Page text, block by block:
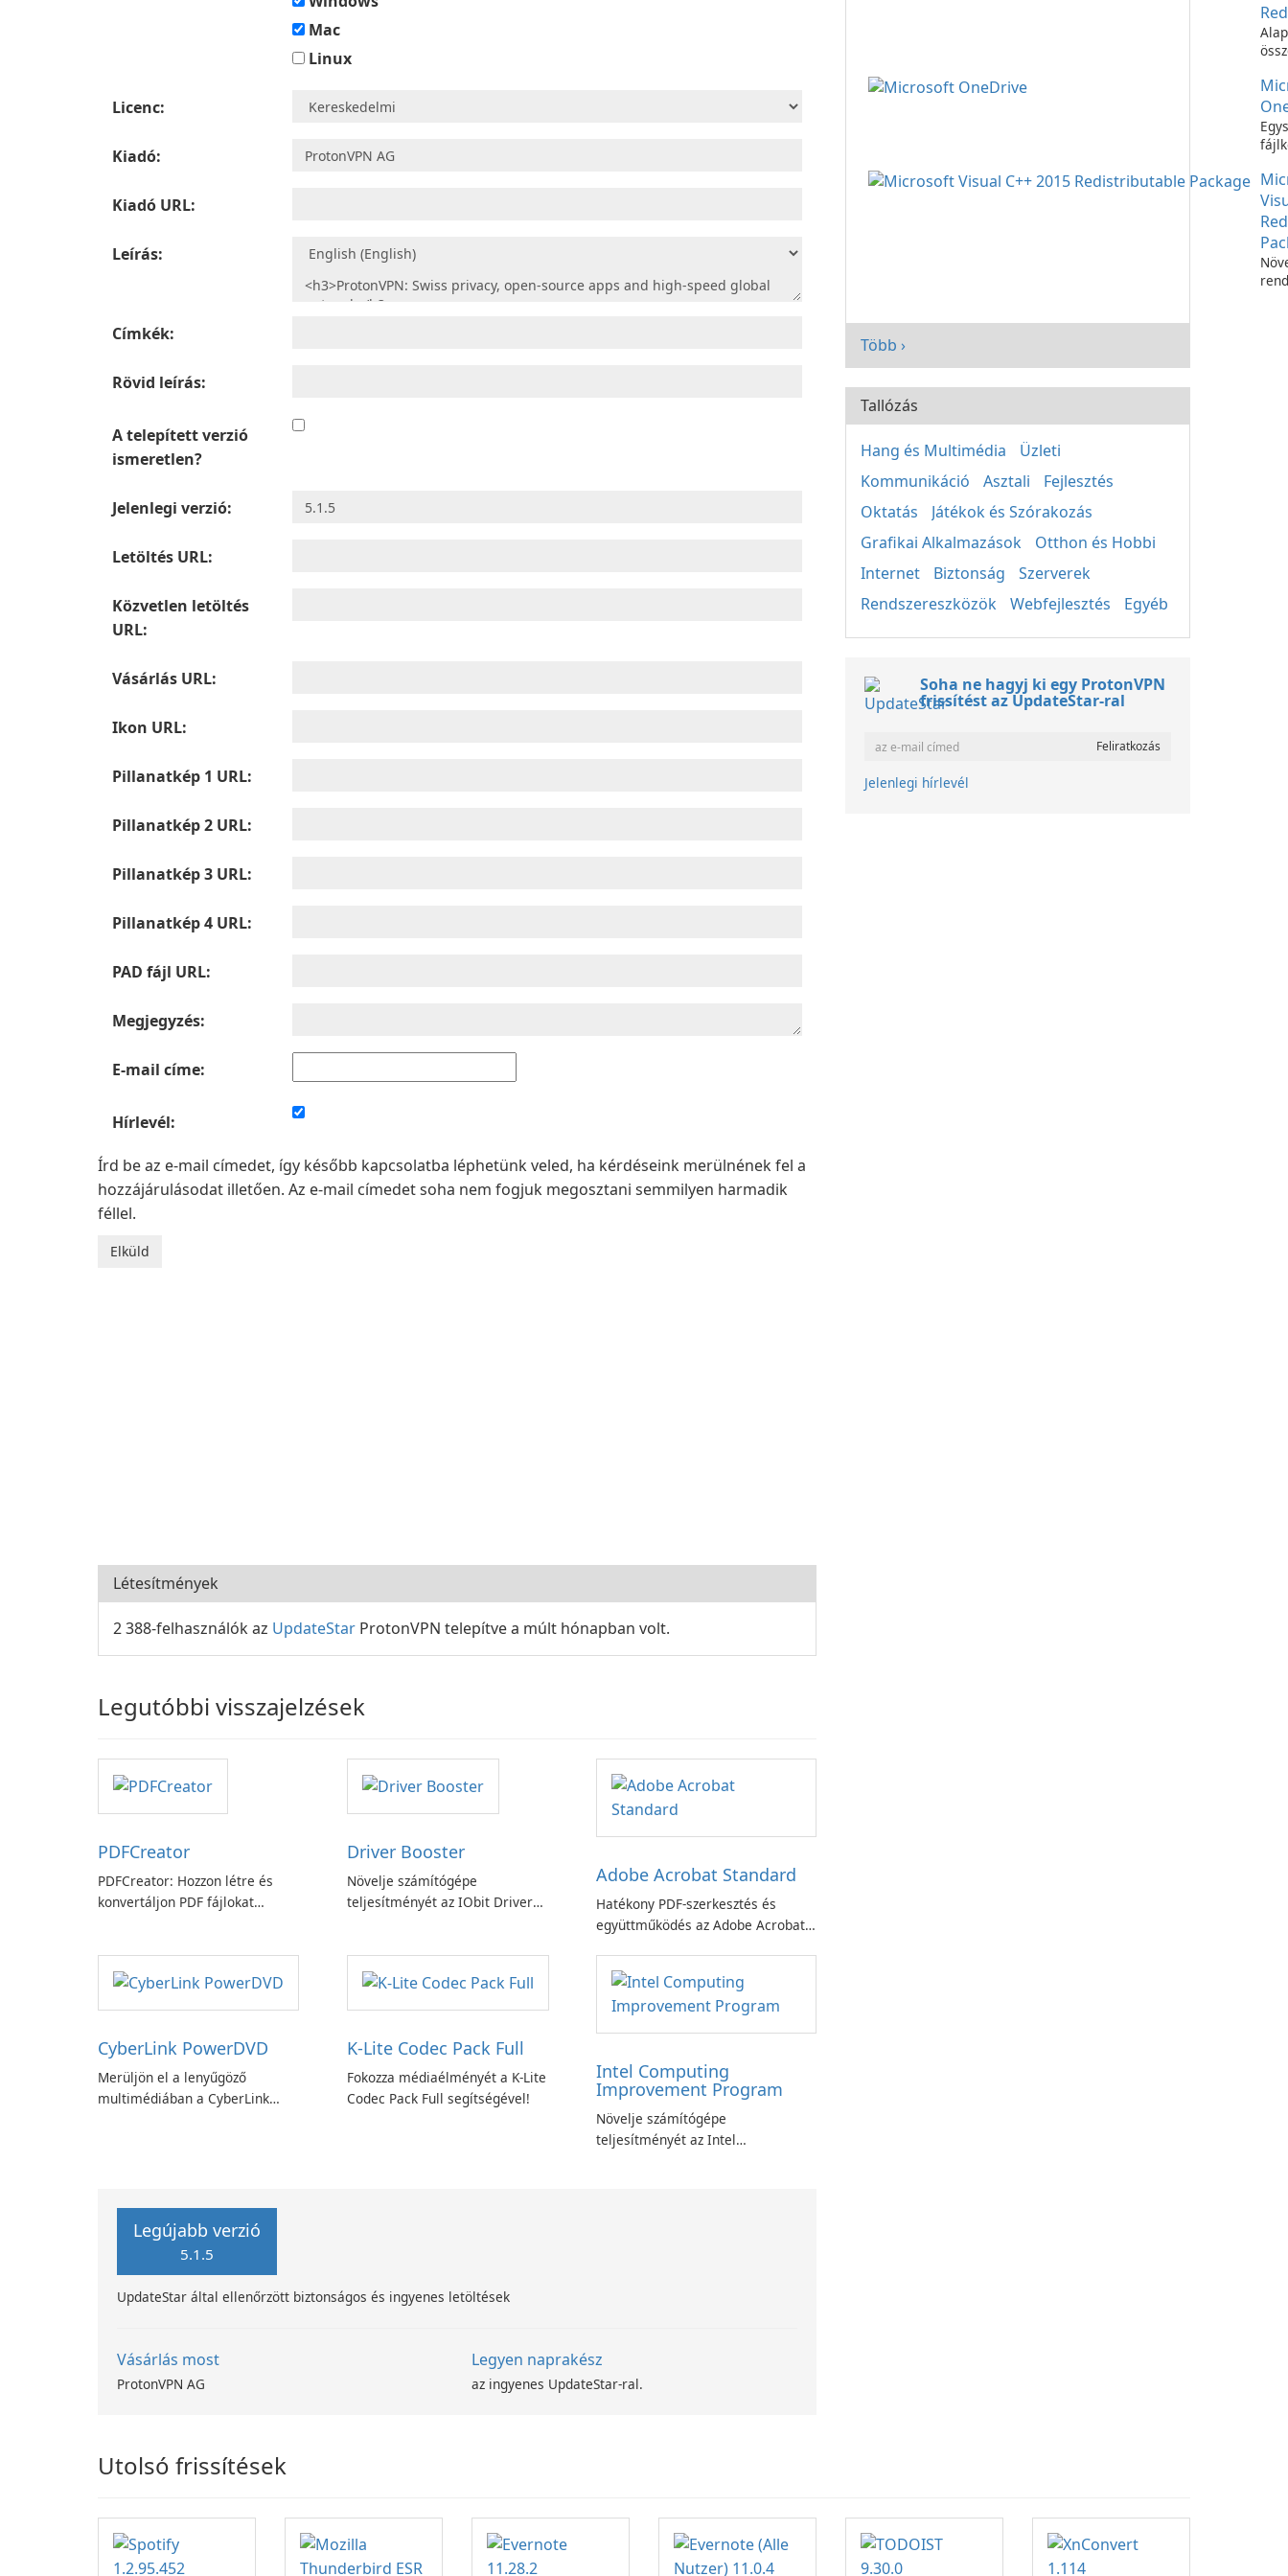
Mac
Linux
Licenc:
Kiadó:
Kiadó URL:
Leírás:
Címkék:
Rövid leírás:
A telepített verzió
ismeretlen?
Jelenlegi verzió:
Letöltés URL:
Közvetlen letöltés
URL:
Vásárlás URL:
Ikon URL:
Pillanatkép 1 URL:
Pillanatkép 2 URL:
Pillanatkép 3 URL:
Pillanatkép 4 URL:
PAD fájl URL:
Megjegyzés:
E-mail címe:
Hírlevél:
Írd be az e-mail címedet, így később kapcsolatba léphetünk veled, ha kérdéseink merülnének fel a
hozzájárulásodat illetően. Az e-mail címedet soha nem fogjuk megosztani semmilyen harmadik
féllel.
Létesítmények
2 388-felhasználók az UpdateStar ProtonVPN telepítve a múlt hónapban volt.
Legutóbbi visszajelzések
PDFCreator
PDFCreator: Hozzon létre és
konvertáljon PDF fájlokat
Driver Booster
Növelje számítógépe
teljesítményét az IObit Driver
Adobe Acrobat Standard
Hatékony PDF-szerkesztés és
együttműködés az Adobe Acrobat
CyberLink PowerDVD
Merüljön el a lenyűgöző
multimédiában a CyberLink
K-Lite Codec Pack Full
Fokozza médiaélményét a K-Lite
Codec Pack Full segítségével!
Intel Computing
Improvement Program
Növelje számítógépe
teljesítményét az Intel
Legújabb verzió
5.1.5
UpdateStar által ellenőrzött biztonságos és ingyenes letöltések
Vásárlás most
ProtonVPN AG
Legyen naprakész
az ingyenes UpdateStar-ral.
Több ›
Tallózás
Hang és Multimédia
Üzleti
Kommunikáció
Asztali
Fejlesztés
Oktatás
Játékok és Szórakozás
Grafikai Alkalmazások
Otthon és Hobbi
Internet
Biztonság
Szerverek
Rendszereszközök
Webfejlesztés Egyéb
Soha ne hagyj ki egy ProtonVPN
frissítést az UpdateStar-ral
Jelenlegi hírlevél
Utolsó frissítések